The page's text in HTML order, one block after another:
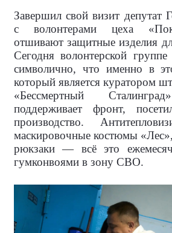
Завершил свой визит депутат
с волонтерами цеха
отшивают защитные изделия
Сегодня волонтерской
символично, что именно в
который является куратором
«Бессмертный
поддерживает фронт,
производство.
маскировочные костюмы
рюкзаки — всё это
гумконвоями в зону СВО.